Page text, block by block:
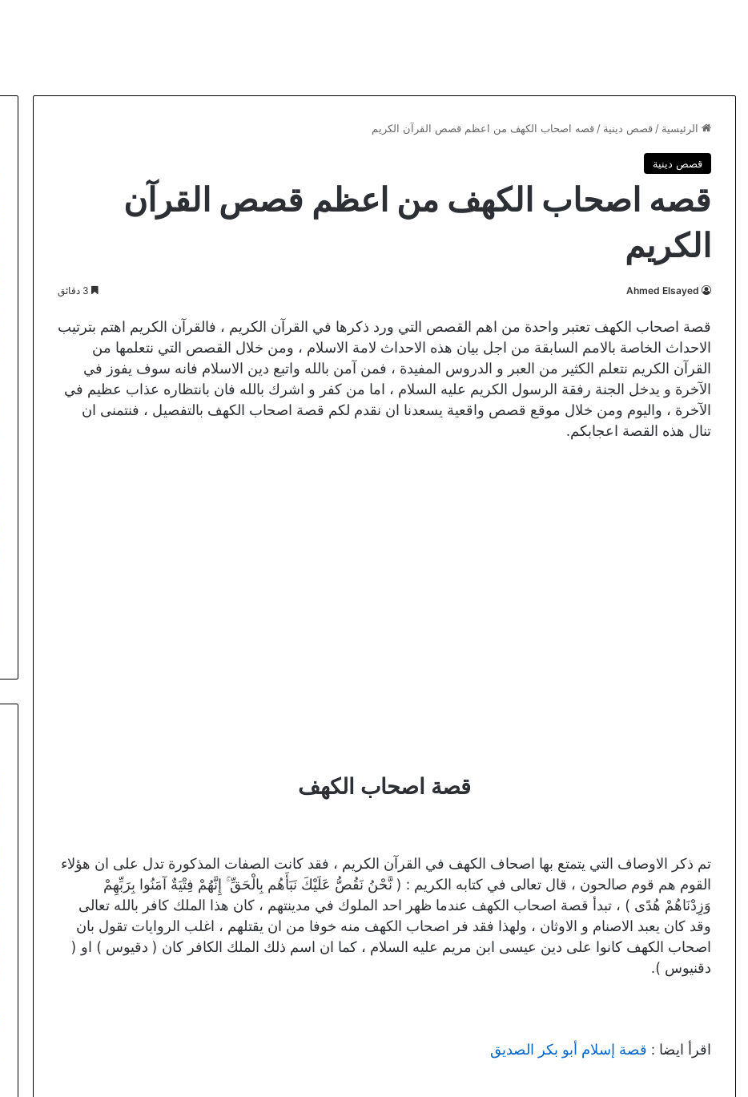
الرئيسية / قصص دينية / قصه اصحاب الكهف من اعظم قصص القرآن الكريم
قصص دينية
قصه اصحاب الكهف من اعظم قصص القرآن
الكريم
Ahmed Elsayed
قصة اصحاب الكهف تعتبر واحدة من اهم القصص التي ورد ذكرها في القرآن الكريم ، فالقرآن الكريم اهتم بترتيب
الاحداث الخاصة بالامم السابقة من اجل بيان هذه الاحداث لامة الاسلام ، ومن خلال القصص التي نتعلمها من
القرآن الكريم نتعلم الكثير من العبر و الدروس المفيدة ، فمن آمن بالله واتبع دين الاسلام فانه سوف يفوز في
الآخرة و يدخل الجنة رفقة الرسول الكريم عليه السلام ، اما من كفر و اشرك بالله فان بانتظاره عذاب عظيم في
الآخرة ، واليوم ومن خلال موقع قصص واقعية يسعدنا ان نقدم لكم قصة اصحاب الكهف بالتفصيل ، فنتمنى ان
تنال هذه القصة اعجابكم.
قصة اصحاب الكهف
تم ذكر الاوصاف التي يتمتع بها اصحاف الكهف في القرآن الكريم ، فقد كانت الصفات المذكورة تدل على ان هؤلاء
القوم هم قوم صالحون ، قال تعالى في كتابه الكريم : ( نَّحْنُ نَقُصُّ عَلَيْكَ نَبَأَهُم بِالْحَقِّ ۚ إِنَّهُمْ فِتْيَةٌ آمَنُوا بِرَبِّهِمْ
وَزِدْنَاهُمْ هُدًى ) ، تبدأ قصة اصحاب الكهف عندما ظهر احد الملوك في مدينتهم ، كان هذا الملك كافر بالله تعالى
وقد كان يعبد الاصنام و الاوثان ، ولهذا فقد فر اصحاب الكهف منه خوفا من ان يقتلهم ، اغلب الروايات تقول بان
اصحاب الكهف كانوا على دين عيسى ابن مريم عليه السلام ، كما ان اسم ذلك الملك الكافر كان ( دقيوس ) او (
دقنيوس ).
اقرأ ايضا : قصة إسلام أبو بكر الصديق